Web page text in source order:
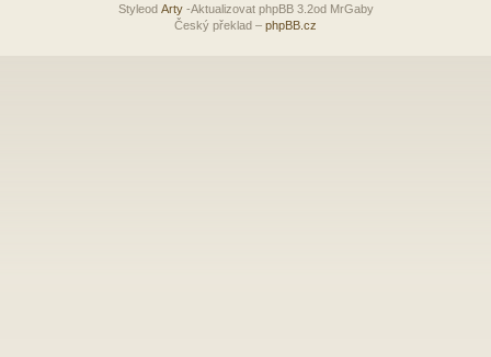
Styleod Arty-Aktualizovat phpBB 3.2od MrGaby
Český překlad – phpBB.cz